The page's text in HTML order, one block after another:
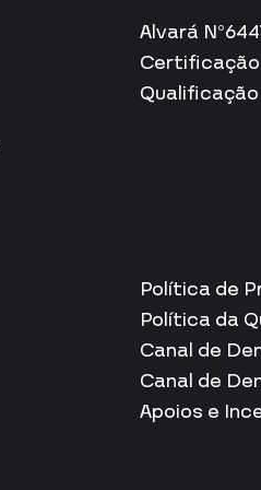
Alvará
Certificação
Qualificação
Política de
Política da
Canal de
Canal de
Apoios e